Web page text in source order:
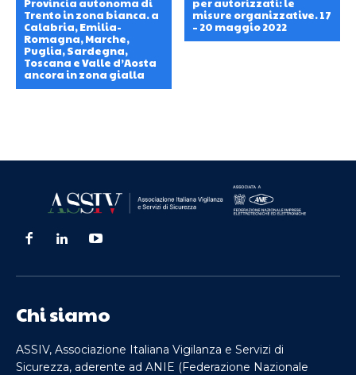
Provincia autonoma di
Trento in zona bianca. a
Calabria, Emilia-
Romagna, Marche,
Puglia, Sardegna,
Toscana e Valle d’Aosta
ancora in zona gialla
per autorizzati: le
misure organizzative. 17
– 20 maggio 2022
Chi siamo
ASSIV, Associazione Italiana Vigilanza e Servizi di
Sicurezza, aderente ad ANIE (Federazione Nazionale